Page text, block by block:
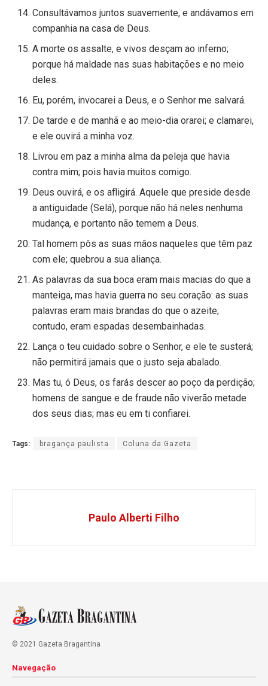
Consultávamos juntos suavemente, e andávamos em
companhia na casa de Deus.
A morte os assalte, e vivos desçam ao inferno;
porque há maldade nas suas habitações e no meio
deles.
Eu, porém, invocarei a Deus, e o Senhor me salvará.
De tarde e de manhã e ao meio-dia orarei; e clamarei,
e ele ouvirá a minha voz.
Livrou em paz a minha alma da peleja que havia
contra mim; pois havia muitos comigo.
Deus ouvirá, e os afligirá. Aquele que preside desde
a antiguidade (Selá), porque não há neles nenhuma
mudança, e portanto não temem a Deus.
Tal homem pôs as suas mãos naqueles que têm paz
com ele; quebrou a sua aliança.
As palavras da sua boca eram mais macias do que a
manteiga, mas havia guerra no seu coração: as suas
palavras eram mais brandas do que o azeite;
contudo, eram espadas desembainhadas.
Lança o teu cuidado sobre o Senhor, e ele te susterá;
não permitirá jamais que o justo seja abalado.
Mas tu, ó Deus, os farás descer ao poço da perdição;
homens de sangue e de fraude não viverão metade
dos seus dias; mas eu em ti confiarei.
Tags: bragança paulista Coluna da Gazeta
Paulo Alberti Filho
© 2021 Gazeta Bragantina
Navegação